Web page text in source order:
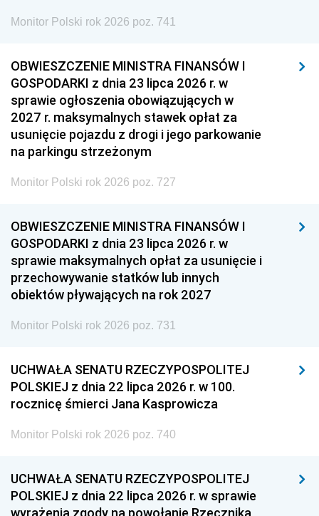
Monitor Polski rok 2026 poz. 741
OBWIESZCZENIE MINISTRA FINANSÓW I
GOSPODARKI z dnia 23 lipca 2026 r. w
sprawie ogłoszenia obowiązujących w
2027 r. maksymalnych stawek opłat za
usunięcie pojazdu z drogi i jego parkowanie
na parkingu strzeżonym
Monitor Polski rok 2026 poz. 727
OBWIESZCZENIE MINISTRA FINANSÓW I
GOSPODARKI z dnia 23 lipca 2026 r. w
sprawie maksymalnych opłat za usunięcie i
przechowywanie statków lub innych
obiektów pływających na rok 2027
Monitor Polski rok 2026 poz. 731
UCHWAŁA SENATU RZECZYPOSPOLITEJ
POLSKIEJ z dnia 22 lipca 2026 r. w 100.
rocznicę śmierci Jana Kasprowicza
Monitor Polski rok 2026 poz. 740
UCHWAŁA SENATU RZECZYPOSPOLITEJ
POLSKIEJ z dnia 22 lipca 2026 r. w sprawie